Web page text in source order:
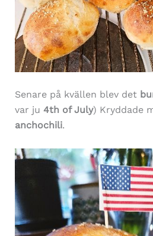
Senare på kvällen blev det
var ju 4th of July) Kryddade
anchochili.